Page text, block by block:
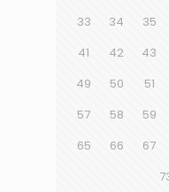
33
34 35
41
42 43
49
50 51
57
58 59
65
66 67